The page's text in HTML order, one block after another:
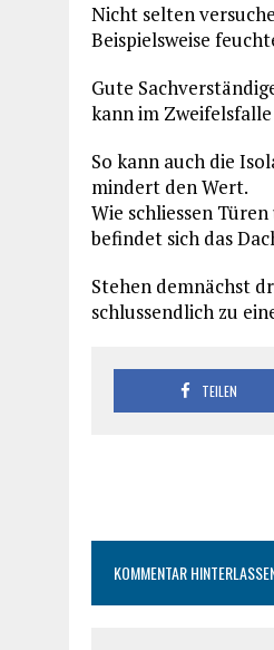
Nicht selten
Beispielsweise
Gute
kann im
So kann auch die
mindert den Wert.
Wie schliessen
befindet sich das
Stehen demnächst
schlussendlich zu
TEILEN
KOMMENTAR